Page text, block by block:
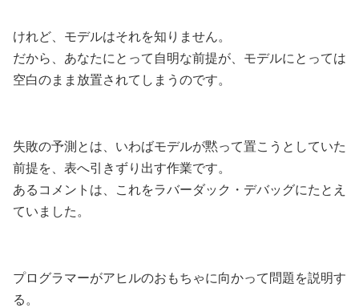
けれど、モデルはそれを知りません。
だから、あなたにとって自明な前提が、モデルにとっては
空白のまま放置されてしまうのです。
失敗の予測とは、いわばモデルが黙って置こうとしていた
前提を、表へ引きずり出す作業です。
あるコメントは、これをラバーダック・デバッグにたとえ
ていました。
プログラマーがアヒルのおもちゃに向かって問題を説明す
る。